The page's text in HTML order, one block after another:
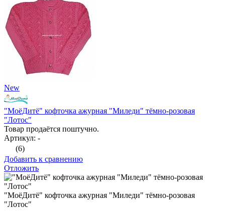
New
"МоёДитё" кофточка ажурная "Миледи" тёмно-розовая
"Лотос"
Товар продаётся поштучно.
Артикул: -
(6)
Добавить к сравнению
Отложить
"МоёДитё" кофточка ажурная "Миледи" тёмно-розовая
"Лотос"